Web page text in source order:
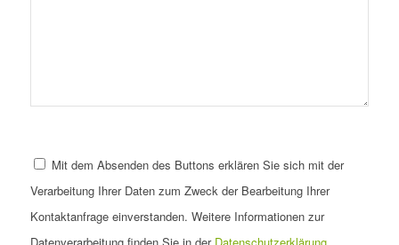
Mit dem Absenden des Buttons erklären Sie sich mit der
Verarbeitung Ihrer Daten zum Zweck der Bearbeitung Ihrer
Kontaktanfrage einverstanden. Weitere Informationen zur